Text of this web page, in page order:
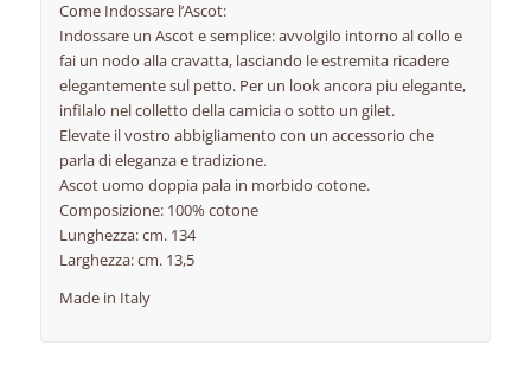
Come Indossare l’Ascot:
Indossare un Ascot e semplice: avvolgilo intorno al collo e
fai un nodo alla cravatta, lasciando le estremita ricadere
elegantemente sul petto. Per un look ancora piu elegante,
infilalo nel colletto della camicia o sotto un gilet.
Elevate il vostro abbigliamento con un accessorio che
parla di eleganza e tradizione.
Ascot uomo doppia pala in morbido cotone.
Composizione: 100% cotone
Lunghezza: cm. 134
Larghezza: cm. 13,5
Made in Italy